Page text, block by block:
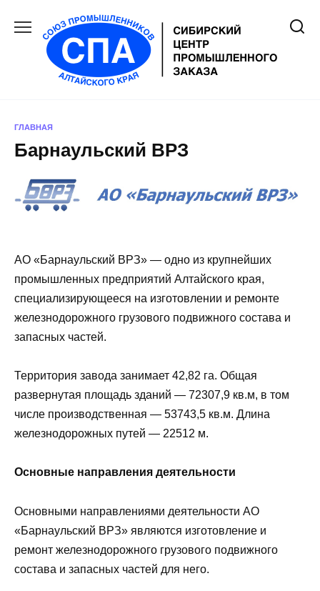
содержанию
ГЛАВНАЯ
Барнаульский ВРЗ
АО «Барнаульский ВРЗ» — одно из крупнейших
промышленных предприятий Алтайского края,
специализирующееся на изготовлении и ремонте
железнодорожного грузового подвижного состава и
запасных частей.
Территория завода занимает 42,82 га. Общая
развернутая площадь зданий — 72307,9 кв.м, в том
числе производственная — 53743,5 кв.м. Длина
железнодорожных путей — 22512 м.
Основные направления деятельности
Основными направлениями деятельности АО
«Барнаульский ВРЗ» являются изготовление и
ремонт железнодорожного грузового подвижного
состава и запасных частей для него.